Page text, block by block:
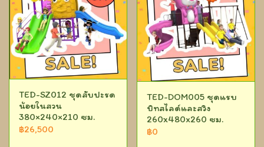
TED-SZ012 ชุดสับปะรด
น้อยในสวน
380×240×210 ซม.
฿26,500
TED-DOM005 ชุดแรบ
บิทสไลด์และสวิง
260x480x260 ซม.
฿0